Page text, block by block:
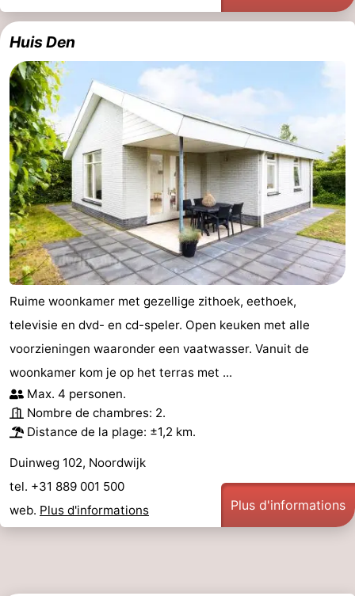
Huis Den
Ruime woonkamer met gezellige zithoek, eethoek,
televisie en dvd- en cd-speler. Open keuken met alle
voorzieningen waaronder een vaatwasser. Vanuit de
woonkamer kom je op het terras met ...
Max. 4 personen.
Nombre de chambres: 2.
Distance de la plage: ±1,2 km.
Duinweg 102, Noordwijk
tel. +31 889 001 500
web. Plus d'informations Plus d'informations